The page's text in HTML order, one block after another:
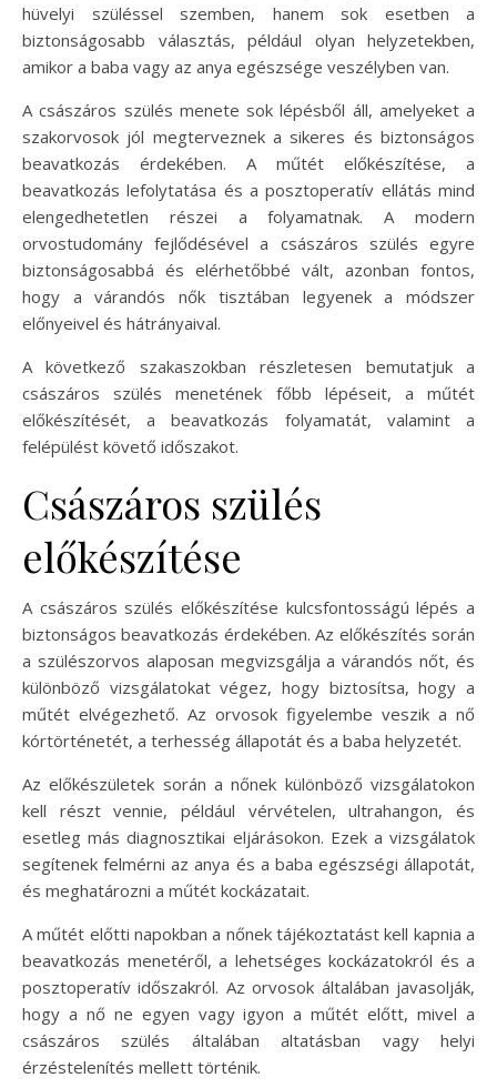
hüvelyi szüléssel szemben, hanem sok esetben a
biztonságosabb választás, például olyan helyzetekben,
amikor a baba vagy az anya egészsége veszélyben van.
A császáros szülés menete sok lépésből áll, amelyeket a
szakorvosok jól megterveznek a sikeres és biztonságos
beavatkozás érdekében. A műtét előkészítése, a
beavatkozás lefolytatása és a posztoperatív ellátás mind
elengedhetetlen részei a folyamatnak. A modern
orvostudomány fejlődésével a császáros szülés egyre
biztonságosabbá és elérhetőbbé vált, azonban fontos,
hogy a várandós nők tisztában legyenek a módszer
előnyeivel és hátrányaival.
A következő szakaszokban részletesen bemutatjuk a
császáros szülés menetének főbb lépéseit, a műtét
előkészítését, a beavatkozás folyamatát, valamint a
felépülést követő időszakot.
Császáros szülés
előkészítése
A császáros szülés előkészítése kulcsfontosságú lépés a
biztonságos beavatkozás érdekében. Az előkészítés során
a szülészorvos alaposan megvizsgálja a várandós nőt, és
különböző vizsgálatokat végez, hogy biztosítsa, hogy a
műtét elvégezhető. Az orvosok figyelembe veszik a nő
kórtörténetét, a terhesség állapotát és a baba helyzetét.
Az előkészületek során a nőnek különböző vizsgálatokon
kell részt vennie, például vérvételen, ultrahangon, és
esetleg más diagnosztikai eljárásokon. Ezek a vizsgálatok
segítenek felmérni az anya és a baba egészségi állapotát,
és meghatározni a műtét kockázatait.
A műtét előtti napokban a nőnek tájékoztatást kell kapnia a
beavatkozás menetéről, a lehetséges kockázatokról és a
posztoperatív időszakról. Az orvosok általában javasolják,
hogy a nő ne egyen vagy igyon a műtét előtt, mivel a
császáros szülés általában altatásban vagy helyi
érzéstelenítés mellett történik.